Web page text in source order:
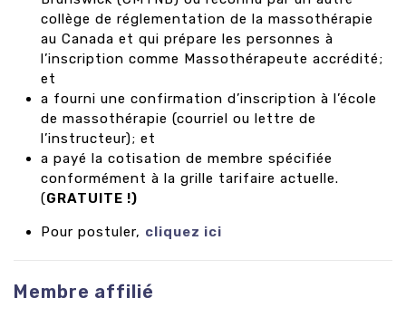
collège de réglementation de la massothérapie
au Canada et qui prépare les personnes à
l’inscription comme Massothérapeute accrédité;
et
a fourni une confirmation d’inscription à l’école
de massothérapie (courriel ou lettre de
l’instructeur); et
a payé la cotisation de membre spécifiée
conformément à la grille tarifaire actuelle.
(GRATUITE !)
Pour postuler, cliquez ici
Membre affilié